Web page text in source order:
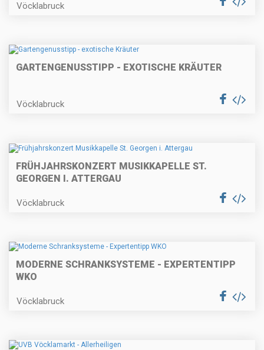
Vöcklabruck
GARTENGENUSSTIPP - EXOTISCHE KRÄUTER
Vöcklabruck
FRÜHJAHRSKONZERT MUSIKKAPELLE ST.
GEORGEN I. ATTERGAU
Vöcklabruck
MODERNE SCHRANKSYSTEME - EXPERTENTIPP
WKO
Vöcklabruck